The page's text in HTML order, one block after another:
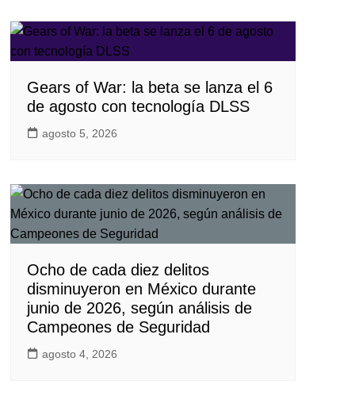
Gears of War: la beta se lanza el 6
de agosto con tecnología DLSS
agosto 5, 2026
Ocho de cada diez delitos
disminuyeron en México durante
junio de 2026, según análisis de
Campeones de Seguridad
agosto 4, 2026